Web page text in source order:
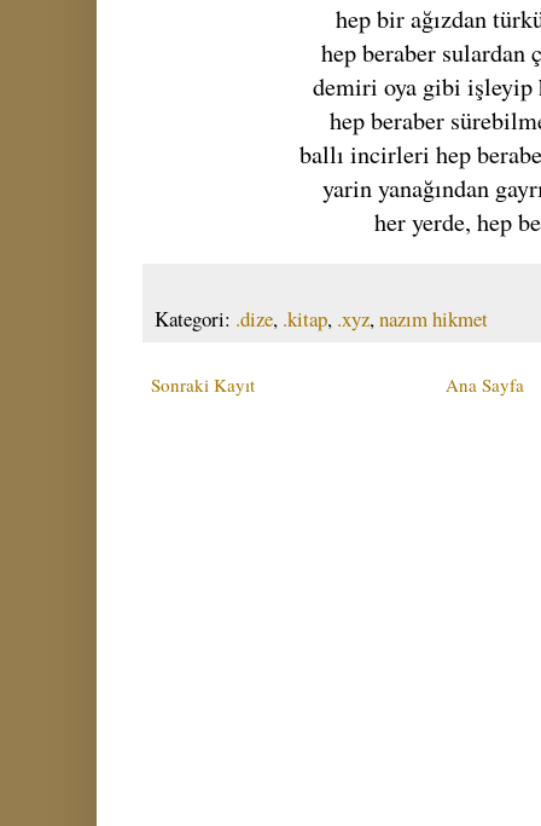
hep bir ağızdan
hep beraber sulardan
demiri oya gibi işleyip
hep beraber
ballı incirleri hep
yarin yanağından
her yerde, hep
Kategori: .dize, .kitap, .xyz,nazım hikmet
Sonraki Kayıt Ana Sayfa